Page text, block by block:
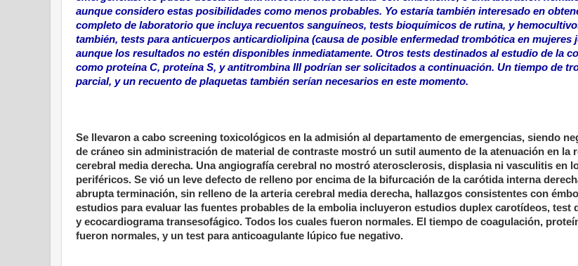
aunque considero estas posibilidades como menos probables. Yo estaría también interesado en
completo de laboratorio que incluya recuentos sanguíneos, tests bioquímicos de rutina, y
también, tests para anticuerpos anticardiolipina (causa de posible enfermedad trombótica en mujeres
aunque los resultados no estén disponibles inmediatamente. Otros tests destinados al estudio de la
como proteína C, proteína S, y antitrombina III podrían ser solicitados a continuación. Un tiempo de
parcial, y un recuento de plaquetas también serían necesarios en este momento.
Se llevaron a cabo screening toxicológicos en la admisión al departamento de emergencias, siendo
de cráneo sin administración de material de contraste mostró un sutil aumento de la atenuación en la
cerebral media derecha. Una angiografía cerebral no mostró aterosclerosis, displasia ni vasculitis en
periféricos. Se vió un leve defecto de relleno por encima de la bifurcación de la carótida interna
abrupta terminación, sin relleno de la arteria cerebral media derecha, hallazgos consistentes con
estudios para evaluar las fuentes probables de la embolia incluyeron estudios duplex carotídeos, test
y ecocardiograma transesofágico. Todos los cuales fueron normales. El tiempo de coagulación,
fueron normales, y un test para anticoagulante lúpico fue negativo.